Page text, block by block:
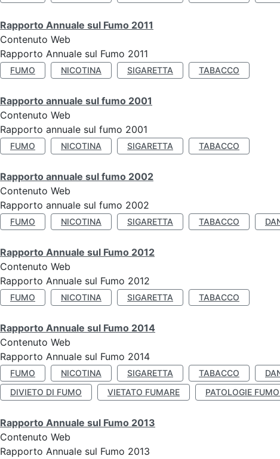
Rapporto Annuale sul Fumo 2011
Contenuto Web
Rapporto Annuale sul Fumo 2011
FUMO NICOTINA SIGARETTA TABACCO
Rapporto annuale sul fumo 2001
Contenuto Web
Rapporto annuale sul fumo 2001
FUMO NICOTINA SIGARETTA TABACCO
Rapporto annuale sul fumo 2002
Contenuto Web
Rapporto annuale sul fumo 2002
FUMO NICOTINA SIGARETTA TABACCO
Rapporto Annuale sul Fumo 2012
Contenuto Web
Rapporto Annuale sul Fumo 2012
FUMO NICOTINA SIGARETTA TABACCO
Rapporto Annuale sul Fumo 2014
Contenuto Web
Rapporto Annuale sul Fumo 2014
FUMO NICOTINA SIGARETTA TABACCO
DIVIETO DI FUMO
VIETATO FUMARE PATOLOGIE
Rapporto Annuale sul Fumo 2013
Contenuto Web
Rapporto Annuale sul Fumo 2013